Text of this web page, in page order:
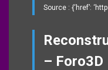
Source : {‘href’:
– Foro3D